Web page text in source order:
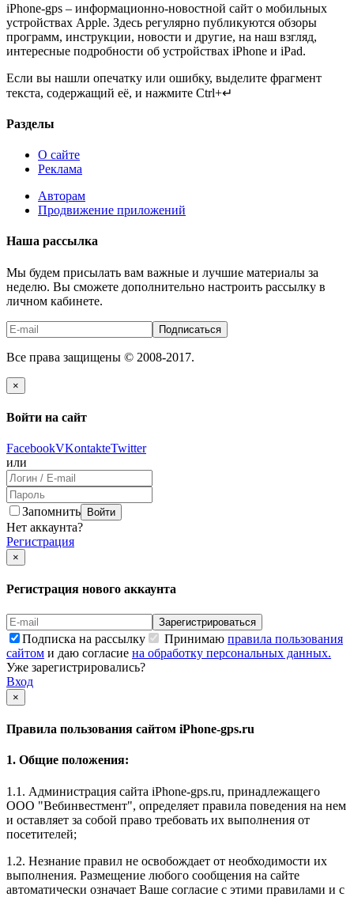
iPhone-gps – информационно-новостной сайт о мобильных
устройствах Apple. Здесь регулярно публикуются обзоры
программ, инструкции, новости и другие, на наш взгляд,
интересные подробности об устройствах iPhone и iPad.
Если вы нашли опечатку или ошибку, выделите фрагмент
текста, содержащий её, и нажмите Ctrl+↵
Разделы
О сайте
Реклама
Авторам
Продвижение приложений
Наша рассылка
Мы будем присылать вам важные и лучшие материалы за
неделю. Вы сможете дополнительно настроить рассылку в
личном кабинете.
Подписаться
Все права защищены © 2008-2017.
×
Войти на сайт
FacebookVKontakteTwitter
или
Запомнить Войти
Нет аккаунта?
Регистрация
×
Регистрация нового аккаунта
Подписка на рассылку Принимаю правила пользования
сайтом и даю согласие на обработку персональных данных.
Уже зарегистрировались?
Вход
×
Правила пользования сайтом iPhone-gps.ru
1. Общие положения:
1.1. Администрация сайта iPhone-gps.ru, принадлежащего
ООО "Вебинвестмент", определяет правила поведения на нем
и оставляет за собой право требовать их выполнения от
посетителей;
1.2. Незнание правил не освобождает от необходимости их
выполнения. Размещение любого сообщения на сайте
автоматически означает Ваше согласие с этими правилами и с